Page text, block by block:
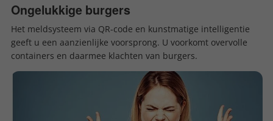
Ongelukkige burgers
Het meldsysteem via QR-code en kunstmatige intelligentie
geeft u een aanzienlijke voorsprong. U voorkomt overvolle
containers en daarmee klachten van burgers.